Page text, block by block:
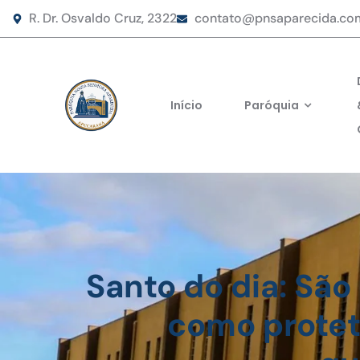
R. Dr. Osvaldo Cruz, 2322
Início Paróquia
Santo do dia:
como